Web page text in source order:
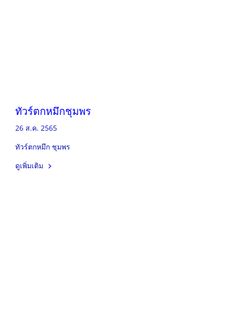
ทัวร์ตกหมึกชุมพร
26 ส.ค. 2565
ทัวร์ตกหมึก ชุมพร
ดูเพิ่มเติม